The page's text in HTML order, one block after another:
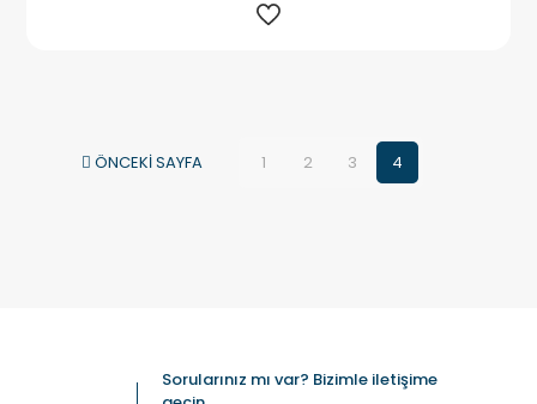
ÖNCEKİ SAYFA 1 2 3 4
Sorularınız mı var? Bizimle iletişime